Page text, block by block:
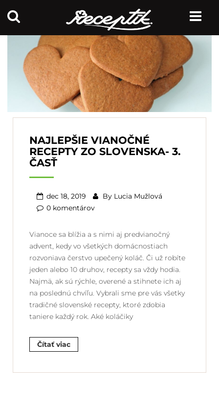
NAJLEPŠIE VIANOČNÉ
RECEPTY ZO SLOVENSKA- 3.
ČASŤ
dec 18, 2019 By Lucia Mužlová
0 komentárov
Vianoce sa blížia a s nimi aj predvianočný
advent, kedy vo všetkých domácnostiach
rozvoniava čerstvo upečený koláč. Či už robíte
jeden alebo 10 druhov, recepty sa vždy hodia.
Najmä, ak sú rýchle, overené a stihnete ich aj
na poslednú chvíľu. Vybrali sme pre vás všetky
tradičné slovenské recepty, ktoré zdobia
taniere každý rok. Aké koláčiky
Čítať viac